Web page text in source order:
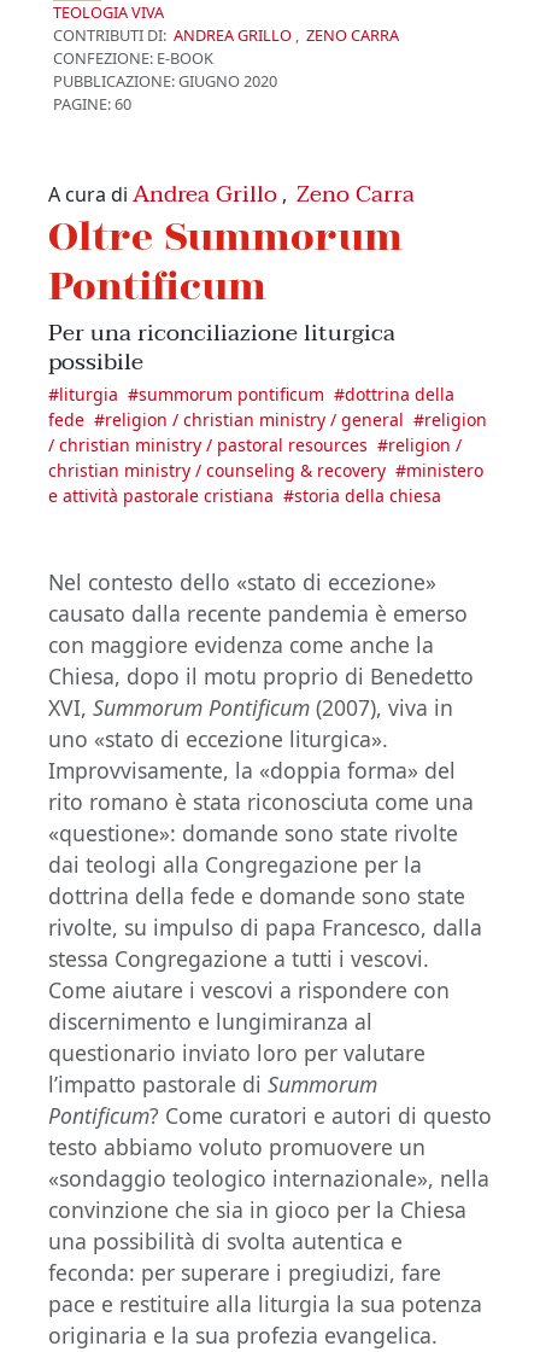
TEOLOGIA VIVA
CONTRIBUTI DI: ANDREA GRILLO , ZENO CARRA
CONFEZIONE: E-BOOK
PUBBLICAZIONE:GIUGNO 2020
PAGINE: 60
A cura di Andrea Grillo , Zeno Carra
Oltre Summorum
Pontificum
Per una riconciliazione liturgica
possibile
#liturgia #summorum pontificum #dottrina della
fede #religion / christian ministry / general #religion
/ christian ministry / pastoral resources #religion /
christian ministry / counseling & recovery #ministero
e attività pastorale cristiana #storia della chiesa
Nel contesto dello «stato di eccezione»
causato dalla recente pandemia è emerso
con maggiore evidenza come anche la
Chiesa, dopo il motu proprio di Benedetto
XVI, Summorum Pontificum (2007), viva in
uno «stato di eccezione liturgica».
Improvvisamente, la «doppia forma» del
rito romano è stata riconosciuta come una
«questione»: domande sono state rivolte
dai teologi alla Congregazione per la
dottrina della fede e domande sono state
rivolte, su impulso di papa Francesco, dalla
stessa Congregazione a tutti i vescovi.
Come aiutare i vescovi a rispondere con
discernimento e lungimiranza al
questionario inviato loro per valutare
l’impatto pastorale di Summorum
Pontificum? Come curatori e autori di questo
testo abbiamo voluto promuovere un
«sondaggio teologico internazionale», nella
convinzione che sia in gioco per la Chiesa
una possibilità di svolta autentica e
feconda: per superare i pregiudizi, fare
pace e restituire alla liturgia la sua potenza
originaria e la sua profezia evangelica.